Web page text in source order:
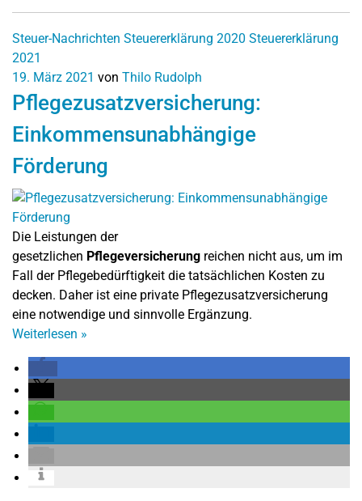
Steuer-Nachrichten Steuererklärung 2020 Steuererklärung
2021
19. März 2021 von Thilo Rudolph
Pflegezusatzversicherung:
Einkommensunabhängige
Förderung
Die Leistungen der
gesetzlichen Pflegeversicherung reichen nicht aus, um im
Fall der Pflegebedürftigkeit die tatsächlichen Kosten zu
decken. Daher ist eine private Pflegezusatzversicherung
eine notwendige und sinnvolle Ergänzung.
Weiterlesen »